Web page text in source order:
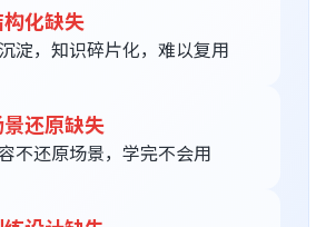
化缺失
淀，知识碎片化，难以复用
还原缺失
不还原场景，学完不会用